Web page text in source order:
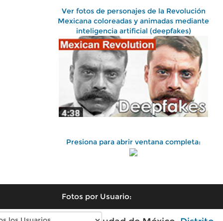
Ver fotos de personajes de la Revolución
Mexicana coloreadas y animadas mediante
inteligencia artificial (deepfakes)
Presiona para abrir ventana completa:
Fotos por Usuario: